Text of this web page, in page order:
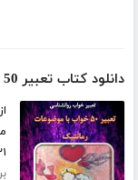
دانلود کتاب تعبیر 50 خواب با موضوعات رمانتیک